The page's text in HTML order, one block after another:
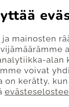
mainosten
voivat
kerätty,
selkeitä
tehdä